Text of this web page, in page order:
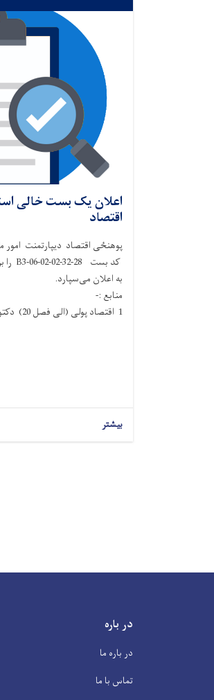
اعلان یک بست خالی
اقتصاد
پوهنځی اقتصاد دیپارتمنت
به اعلان می‌سپارد.
منابع :-
1 اقتصاد پولی (الی فصل 20) دکتور . . .
بیشتر
Pagination
در باره
در باره ما
تماس با ما